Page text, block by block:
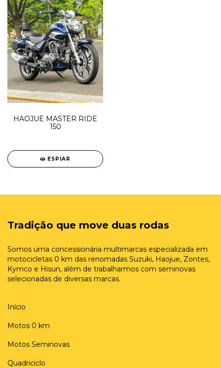
HAOJUE MASTER RIDE
150
ESPIAR
Tradição que move duas rodas
Somos uma concessionária multimarcas especializada em
motocicletas 0 km das renomadas Suzuki, Haojue, Zontes,
Kymco e Hisun, além de trabalharmos com seminovas
selecionadas de diversas marcas.
Início
Motos 0 km
Motos Seminovas
Quadriciclo